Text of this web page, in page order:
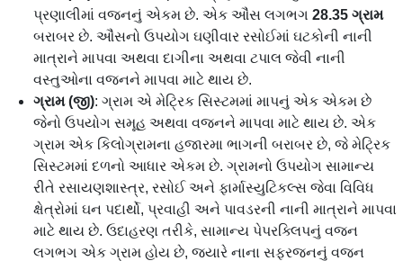
પ્રણાલીમાં વજનનું એકમ છે. એક ઔંસ લગભગ 28.35 ગ્રામ
બરાબર છે. ઔંસનો ઉપયોગ ઘણીવાર રસોઈમાં ઘટકોની નાની
માત્રાને માપવા અથવા દાગીના અથવા ટપાલ જેવી નાની
વસ્તુઓના વજનને માપવા માટે થાય છે.
ગ્રામ (જી): ગ્રામ એ મેટ્રિક સિસ્ટમમાં માપનું એક એકમ છે
જેનો ઉપયોગ સમૂહ અથવા વજનને માપવા માટે થાય છે. એક
ગ્રામ એક કિલોગ્રામના હજારમા ભાગની બરાબર છે, જે મેટ્રિક
સિસ્ટમમાં દળનો આધાર એકમ છે. ગ્રામનો ઉપયોગ સામાન્ય
રીતે રસાયણશાસ્ત્ર, રસોઈ અને ફાર્માસ્યુટિકલ્સ જેવા વિવિધ
ક્ષેત્રોમાં ઘન પદાર્થો, પ્રવાહી અને પાવડરની નાની માત્રાને માપવા
માટે થાય છે. ઉદાહરણ તરીકે, સામાન્ય પેપરક્લિપનું વજન
લગભગ એક ગ્રામ હોય છે, જ્યારે નાના સફરજનનું વજન